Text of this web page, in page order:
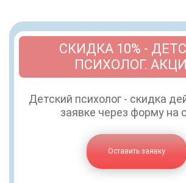
СКИДКА 10% -
ПСИХОЛОГ.
Детский психолог - скидка
заявке через форму на
Оставить заявку